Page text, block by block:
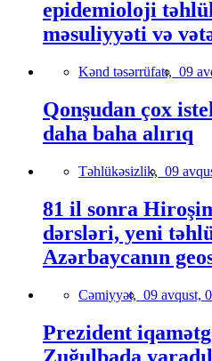
epidemioloji
məsuliyyəti və
Kənd təsərrüfatı, 09
Qonşudan çox
daha baha alırıq
Təhlükəsizlik, 09
81 il sonra
dərsləri, yeni
Azərbaycanın
Cəmiyyət, 09 avqust,
Prezident
Zuğulbada